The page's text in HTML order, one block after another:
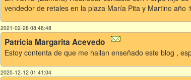
vendedor de retales en la plaza María Pita y Martino
2021-02-28 08:48:48
Patricia Margarita Acevedo
Estoy contenta de que me hallan enseñado este blog ,
2020-12-12 01:41:04